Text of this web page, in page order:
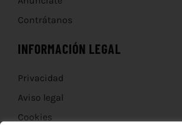
Contrátanos
INFORMACIÓN LEGAL
Privacidad
Aviso legal
Cookies